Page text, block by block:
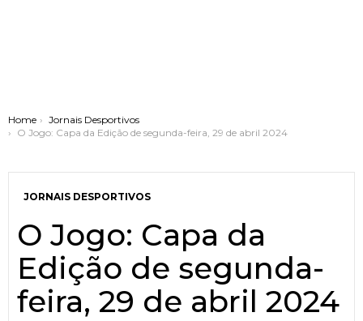
You are here:
Home
Jornais Desportivos
O Jogo: Capa da Edição de segunda-feira, 29 de abril 2024
JORNAIS DESPORTIVOS
O Jogo: Capa da
Edição de segunda-
feira, 29 de abril 2024